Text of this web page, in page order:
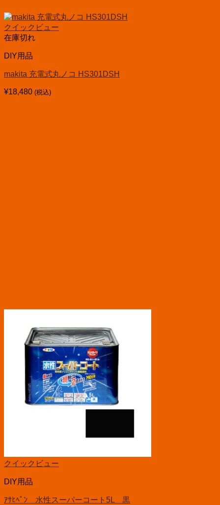
クイックビュー
在庫切れ
DIY用品
makita 充電式丸ノコ HS301DSH
¥18,480 (税込)
クイックビュー
DIY用品
ｱｻﾋﾍﾟﾝ 水性スーパーコート5L 黒